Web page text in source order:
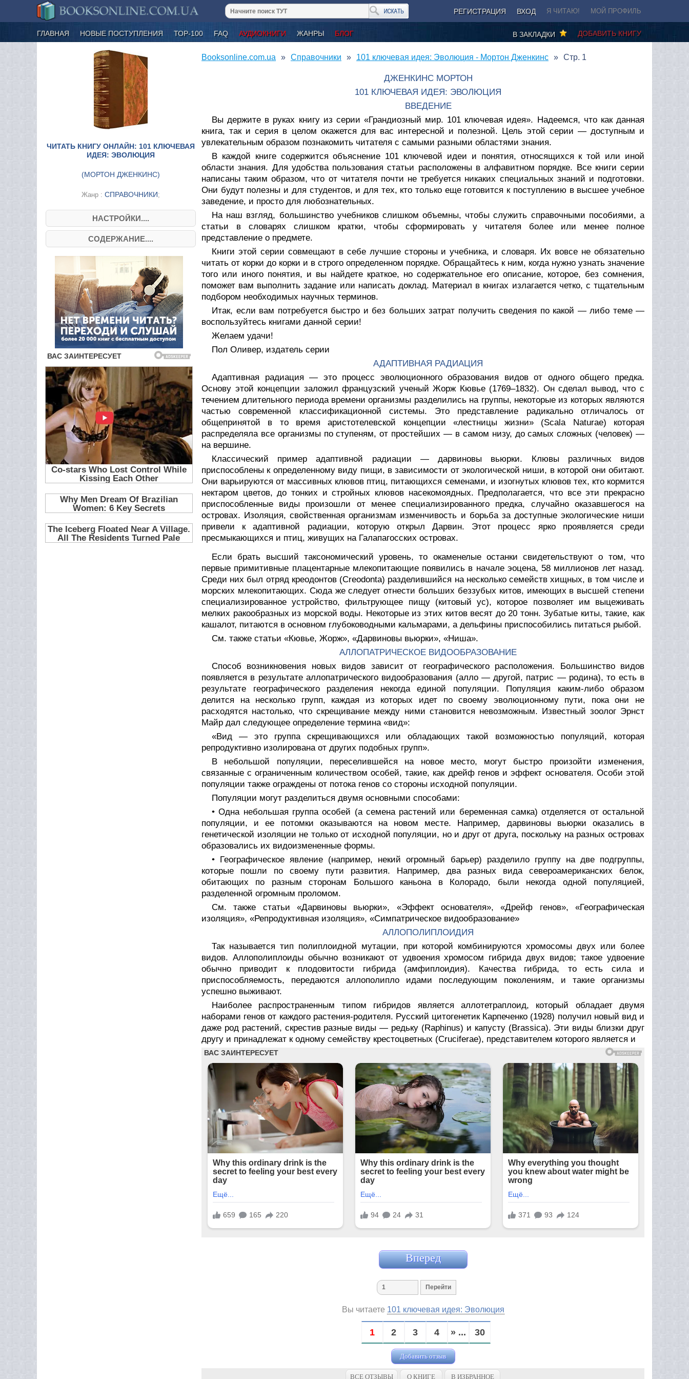
РЕГИСТРАЦИЯ ВХОД Я ЧИТАЮ! МОЙ ПРОФИЛЬ
ГЛАВНАЯ НОВЫЕ ПОСТУПЛЕНИЯ ТОР-100 FAQ АУДИОКНИГИ ЖАНРЫ БЛОГ ДОБАВИТЬ КНИГУ
В ЗАКЛАДКИ
ЧИТАТЬ КНИГУ ОНЛАЙН: 101 КЛЮЧЕВАЯ
ИДЕЯ: ЭВОЛЮЦИЯ
(МОРТОН ДЖЕНКИНС)
Жанр : СПРАВОЧНИКИ;
НАСТРОЙКИ....
СОДЕРЖАНИЕ....
Booksonline.com.ua Справочники 101 ключевая идея: Эволюция - Мортон Дженкинс Стр. 1
ДЖЕНКИНС МОРТОН
101 КЛЮЧЕВАЯ ИДЕЯ: ЭВОЛЮЦИЯ
ВВЕДЕНИЕ
Вы держите в руках книгу из серии «Грандиозный мир. 101 ключевая идея». Надеемся, что как данная
книга, так и серия в целом окажется для вас интересной и полезной. Цель этой серии — доступным и
увлекательным образом познакомить читателя с самыми разными областями знания.
В каждой книге содержится объяснение 101 ключевой идеи и понятия, относящихся к той или иной
области знания. Для удобства пользования статьи расположены в алфавитном порядке. Все книги серии
написаны таким образом, что от читателя почти не требуется никаких специальных знаний и подготовки.
Они будут полезны и для студентов, и для тех, кто только еще готовится к поступлению в высшее учебное
заведение, и просто для любознательных.
На наш взгляд, большинство учебников слишком объемны, чтобы служить справочными пособиями, а
статьи в словарях слишком кратки, чтобы сформировать у читателя более или менее полное
представление о предмете.
Книги этой серии совмещают в себе лучшие стороны и учебника, и словаря. Их вовсе не обязательно
читать от корки до корки и в строго определенном порядке. Обращайтесь к ним, когда нужно узнать значение
того или иного понятия, и вы найдете краткое, но содержательное его описание, которое, без сомнения,
поможет вам выполнить задание или написать доклад. Материал в книгах излагается четко, с тщательным
подбором необходимых научных терминов.
Итак, если вам потребуется быстро и без больших затрат получить сведения по какой — либо теме —
воспользуйтесь книгами данной серии!
Желаем удачи!
Пол Оливер, издатель серии
АДАПТИВНАЯ РАДИАЦИЯ
Адаптивная радиация — это процесс эволюционного образования видов от одного общего предка.
Основу этой концепции заложил французский ученый Жорж Кювье (1769–1832). Он сделал вывод, что с
течением длительного периода времени организмы разделились на группы, некоторые из которых являются
частью современной классификационной системы. Это представление радикально отличалось от
общепринятой в то время аристотелевской концепции «лестницы жизни» (Scala Naturae) которая
распределяла все организмы по ступеням, от простейших — в самом низу, до самых сложных (человек) —
на вершине.
Классический пример адаптивной радиации — дарвиновы вьюрки. Клювы различных видов
приспособлены к определенному виду пищи, в зависимости от экологической ниши, в которой они обитают.
Они варьируются от массивных клювов птиц, питающихся семенами, и изогнутых клювов тех, кто кормится
нектаром цветов, до тонких и стройных клювов насекомоядных. Предполагается, что все эти прекрасно
приспособленные виды произошли от менее специализированного предка, случайно оказавшегося на
островах. Изоляция, свойственная организмам изменчивость и борьба за доступные экологические ниши
привели к адаптивной радиации, которую открыл Дарвин. Этот процесс ярко проявляется среди
пресмыкающихся и птиц, живущих на Галапагосских островах.
Если брать высший таксономический уровень, то окаменелые останки свидетельствуют о том, что
первые примитивные плацентарные млекопитающие появились в начале эоцена, 58 миллионов лет назад.
Среди них был отряд креодонтов (Creodonta) разделившийся на несколько семейств хищных, в том числе и
морских млекопитающих. Сюда же следует отнести больших беззубых китов, имеющих в высшей степени
специализированное устройство, фильтрующее пищу (китовый ус), которое позволяет им выцеживать
мелких ракообразных из морской воды. Некоторые из этих китов весят до 20 тонн. Зубатые киты, такие, как
кашалот, питаются в основном глубоководными кальмарами, а дельфины приспособились питаться рыбой.
См. также статьи «Кювье, Жорж», «Дарвиновы вьюрки», «Ниша».
АЛЛОПАТРИЧЕСКОЕ ВИДООБРАЗОВАНИЕ
Способ возникновения новых видов зависит от географического расположения. Большинство видов
появляется в результате аллопатрического видообразования (алло — другой, патрис — родина), то есть в
результате географического разделения некогда единой популяции. Популяция каким-либо образом
делится на несколько групп, каждая из которых идет по своему эволюционному пути, пока они не
расходятся настолько, что скрещивание между ними становится невозможным. Известный зоолог Эрнст
Майр дал следующее определение термина «вид»:
«Вид — это группа скрещивающихся или обладающих такой возможностью популяций, которая
репродуктивно изолирована от других подобных групп».
В небольшой популяции, переселившейся на новое место, могут быстро произойти изменения,
связанные с ограниченным количеством особей, такие, как дрейф генов и эффект основателя. Особи этой
популяции также ограждены от потока генов со стороны исходной популяции.
Популяции могут разделиться двумя основными способами:
• Одна небольшая группа особей (а семена растений или беременная самка) отделяется от остальной
популяции, и ее потомки оказываются на новом месте. Например, дарвиновы вьюрки оказались в
генетической изоляции не только от исходной популяции, но и друг от друга, поскольку на разных островах
образовались их видоизмененные формы.
• Географическое явление (например, некий огромный барьер) разделило группу на две подгруппы,
которые пошли по своему пути развития. Например, два разных вида североамериканских белок,
обитающих по разным сторонам Большого каньона в Колорадо, были некогда одной популяцией,
разделенной огромным проломом.
См. также статьи «Дарвиновы вьюрки», «Эффект основателя», «Дрейф генов», «Географическая
изоляция», «Репродуктивная изоляция», «Симпатрическое видообразование»
АЛЛОПОЛИПЛОИДИЯ
Так называется тип полиплоидной мутации, при которой комбинируются хромосомы двух или более
видов. Аллополиплоиды обычно возникают от удвоения хромосом гибрида двух видов; такое удвоение
обычно приводит к плодовитости гибрида (амфиплоидия). Качества гибрида, то есть сила и
приспособляемость, передаются аллополипло идами последующим поколениям, и такие организмы
успешно выживают.
Наиболее распространенным типом гибридов является аллотетраплоид, который обладает двумя
наборами генов от каждого растения-родителя. Русский цитогенетик Карпеченко (1928) получил новый вид и
даже род растений, скрестив разные виды — редьку (Raphinus) и капусту (Brassica). Эти виды близки друг
другу и принадлежат к одному семейству крестоцветных (Cruciferae), представителем которого является и
Вперед
Вы читаете 101 ключевая идея: Эволюция
1 2 3 4 » ... 30
Добавить отзыв
ВСЕ ОТЗЫВЫ О КНИГЕ В ИЗБРАННОЕ